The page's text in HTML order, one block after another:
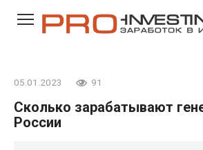
05.01.2023 91
Сколько зарабатывают
России